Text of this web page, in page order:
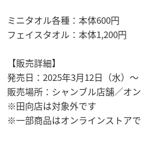
ミニタオル各種：本体600円
フェイスタオル：本体1,200円
【販売詳細】
発売日：2025年3月12日（水）〜
販売場所：シャンブル店舗／オ
※田向店は対象外です
※一部商品はオンラインストア